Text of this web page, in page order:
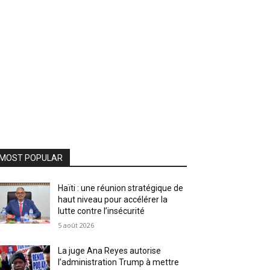
POPULAR
Haïti : une réunion stratégique de
haut niveau pour accélérer la
lutte contre l’insécurité
5 août 2026
La juge Ana Reyes autorise
l’administration Trump à mettre